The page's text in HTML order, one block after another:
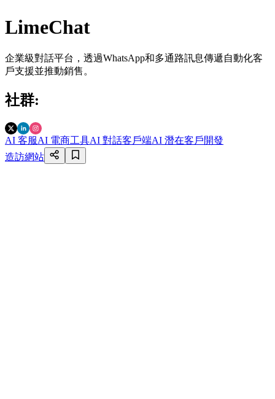
LimeChat
企業級對話平台，透過WhatsApp和多通路訊息傳遞自動化客
戶支援並推動銷售。
社群:
AI 客服AI 電商工具AI 對話客戶端AI 潛在客戶開發
造訪網站